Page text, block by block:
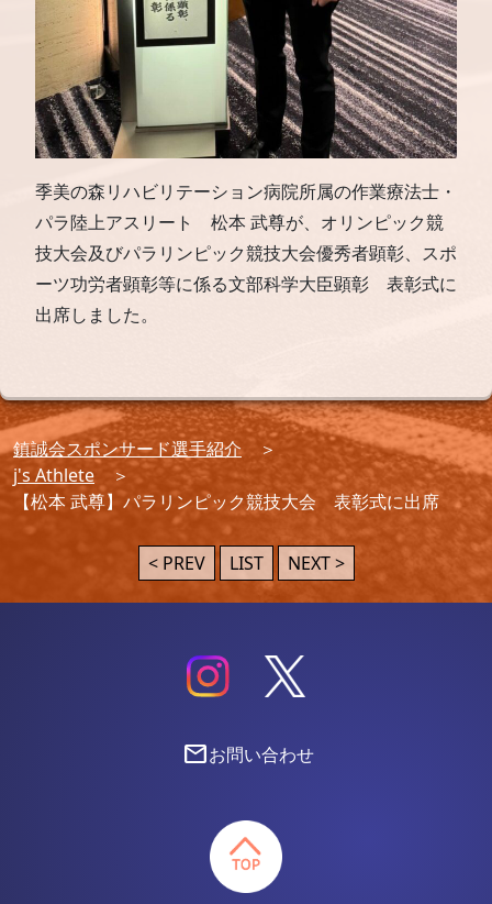
季美の森リハビリテーション病院所属の作業療法士・
パラ陸上アスリート 松本 武尊が、オリンピック競
技大会及びパラリンピック競技大会優秀者顕彰、スポ
ーツ功労者顕彰等に係る文部科学大臣顕彰 表彰式に
出席しました。
鎮誠会スポンサード選手紹介
j's Athlete
【松本 武尊】パラリンピック競技大会 表彰式に出席
< PREV LIST NEXT >
mailお問い合わせ